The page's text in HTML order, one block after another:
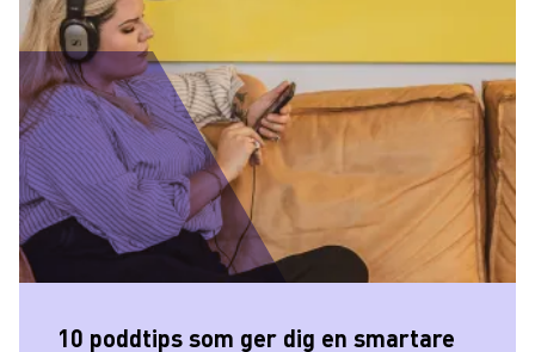
10 poddtips som ger dig en smartare